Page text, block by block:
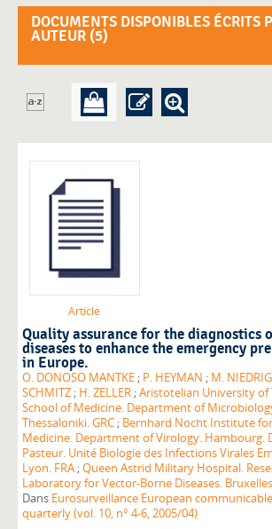
DOCUMENTS DISPONIBLES ÉCRITS
AUTEUR (5)
Article
Quality assurance for the diagnostics
diseases to enhance the emergency
in Europe.
O. DONOSO MANTKE ; P. HEYMAN ; M. NIEDRIG
SCHMITZ ; H. ZELLER ;Aristotelian University of
School of Medicine. Department of
Thessaloniki. GRC ; Bernhard Nocht Institute
Medicine. Department of Virology. Hambourg.
Pasteur. Unité Biologie des Infections Virales
Lyon. FRA ;Queen Astrid Military Hospital.
Laboratory for Vector-Borne Diseases.
Dans Eurosurveillance European
quarterly (vol. 10, n° 4-6, 2005/04)